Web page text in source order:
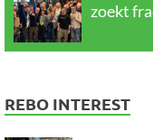
zoekt
REBO INTEREST